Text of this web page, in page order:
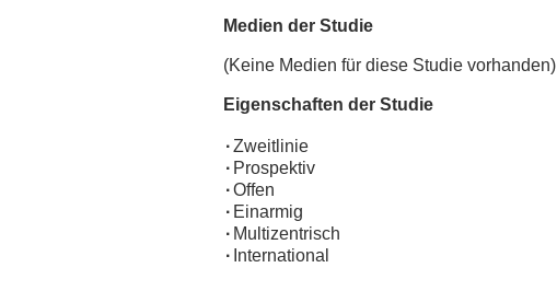
Medien der Studie
(Keine Medien für diese Studie vorhanden)
Eigenschaften der Studie
·Zweitlinie
· Prospektiv
·Offen
· Einarmig
· Multizentrisch
· International